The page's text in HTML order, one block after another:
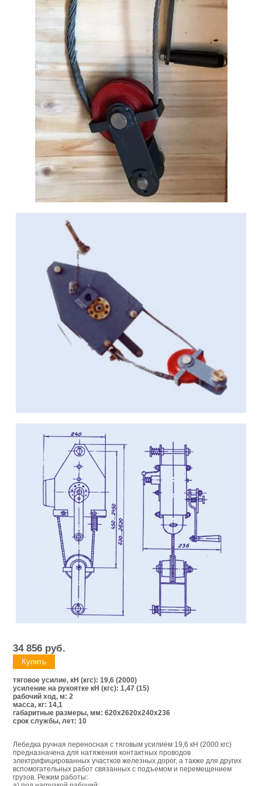
34 856 руб.
тяговое усилие, кН (кгс): 19,6 (2000)
усиление на рукоятке кН (кгс): 1,47 (15)
рабочий ход, м: 2
масса, кг: 14,1
габаритные размеры, мм: 620х2620х240х236
срок службы, лет: 10
Лебедка ручная переносная с тяговым усилием 19,6 кН (2000 кгс)
предназначена для натяжения контактных проводов
электрифицированных участков железных дорог, а также для других
вспомогательных работ связанных с подъемом и перемещением
грузов. Режим работы: